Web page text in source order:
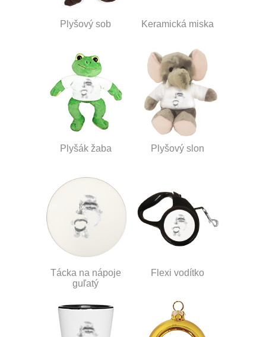
Plyšový sob Keramická miska
Plyšák žaba Plyšový slon
Tácka na nápoje
guľatý
Flexi vodítko